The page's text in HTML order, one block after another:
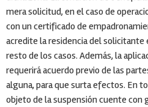
mera solicitud, en el caso de
con un certificado de
acredite la residencia del solicitante
resto de los casos. Además, la
requerirá acuerdo previo de las
alguna, para que surta efectos. En
objeto de la suspensión cuente con